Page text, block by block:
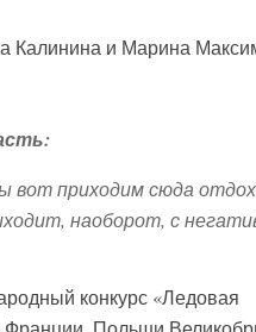
Калинина и Марина
вот приходим сюда
наоборот, с
конкурс «Ледовая